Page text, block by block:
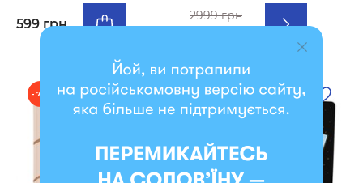
599 грн
2999 грн
- 7 % - 8 %